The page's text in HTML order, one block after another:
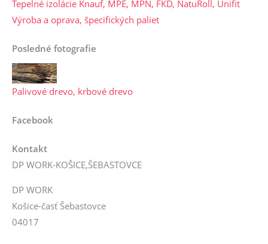
Tepelné izolácie Knauf, MPE, MPN, FKD, NatuRoll, Unifit
Výroba a oprava, špecifických paliet
Posledné fotografie
Palivové drevo, krbové drevo
Facebook
Kontakt
DP WORK-KOŠICE,ŠEBASTOVCE
DP WORK
Košice-časť Šebastovce
04017